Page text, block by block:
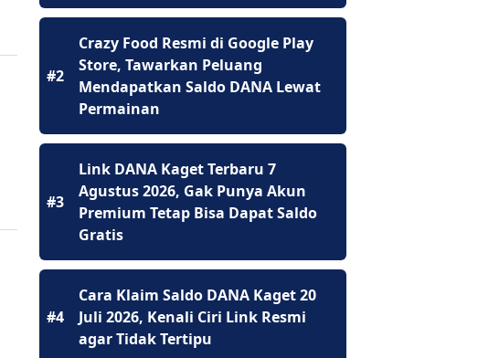
#2
Crazy Food Resmi di Google Play
Store, Tawarkan Peluang
Mendapatkan Saldo DANA Lewat
Permainan
#3
Link DANA Kaget Terbaru 7
Agustus 2026, Gak Punya Akun
Premium Tetap Bisa Dapat Saldo
Gratis
#4
Cara Klaim Saldo DANA Kaget 20
Juli 2026, Kenali Ciri Link Resmi
agar Tidak Tertipu